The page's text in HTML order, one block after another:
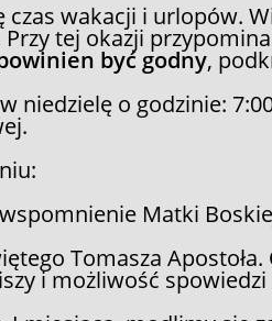
czas wakacji i urlopów.
tej okazji
być godny,
niedzielę o godzinie:
Matki
Tomasza
i możliwość spowiedzi